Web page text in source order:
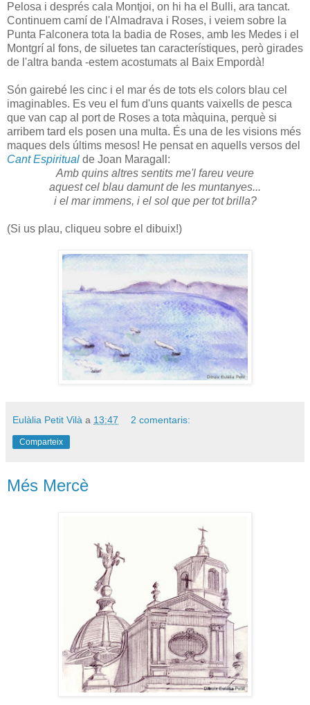
Pelosa i després cala Montjoi, on hi ha el Bulli, ara tancat.
Continuem camí de l'Almadrava i Roses, i veiem sobre la
Punta Falconera tota la badia de Roses, amb les Medes i el
Montgrí al fons, de siluetes tan característiques, però girades
de l'altra banda -estem acostumats al Baix Empordà!
Són gairebé les cinc i el mar és de tots els colors blau cel
imaginables. Es veu el fum d'uns quants vaixells de pesca
que van cap al port de Roses a tota màquina, perquè si
arribem tard els posen una multa. És una de les visions més
maques dels últims mesos! He pensat en aquells versos del
Cant Espiritual de Joan Maragall:
Amb quins altres sentits me'l fareu veure
aquest cel blau damunt de les muntanyes...
i el mar immens, i el sol que per tot brilla?
(Si us plau, cliqueu sobre el dibuix!)
Eulàlia Petit Vilà a 13:47 2 comentaris:
Comparteix
Més Mercè